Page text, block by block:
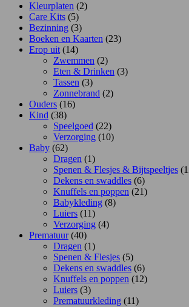
Kleurplaten (2)
Care Kits (5)
Bezinning (3)
Boeken en Kaarten (23)
Erop uit (14)
Zwemmen (2)
Eten & Drinken (3)
Tassen (3)
Zonnebrand (2)
Ouders (16)
Kind (38)
Speelgoed (22)
Verzorging (10)
Baby (62)
Dragen (1)
Spenen & Flesjes & Bijtspeeltjes
Dekens en swaddles (6)
Knuffels en poppen (21)
Babykleding (8)
Luiers (11)
Verzorging (4)
Prematuur (40)
Dragen (1)
Spenen & Flesjes (5)
Dekens en swaddles (6)
Knuffels en poppen (12)
Luiers (3)
Prematuurkleding (11)